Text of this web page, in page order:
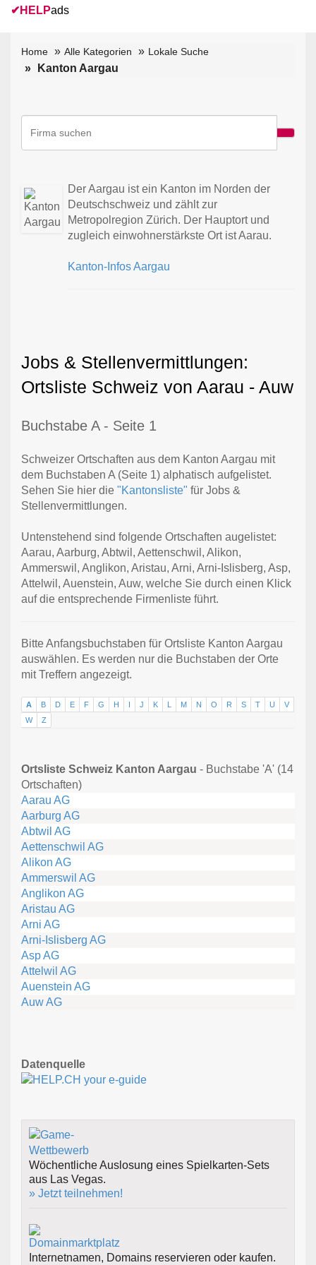
✔ HELPads
Home Alle Kategorien Lokale Suche
Kanton Aargau
Der Aargau ist ein Kanton im Norden der
Deutschschweiz und zählt zur
Metropolregion Zürich. Der Hauptort und
zugleich einwohnerstärkste Ort ist Aarau.
Kanton-Infos Aargau
Jobs & Stellenvermittlungen:
Ortsliste Schweiz von Aarau - Auw
Buchstabe A - Seite 1
Schweizer Ortschaften aus dem Kanton Aargau mit
dem Buchstaben A (Seite 1) alphatisch aufgelistet.
Sehen Sie hier die "Kantonsliste" für Jobs &
Stellenvermittlungen.
Untenstehend sind folgende Ortschaften augelistet:
Aarau, Aarburg, Abtwil, Aettenschwil, Alikon,
Ammerswil, Anglikon, Aristau, Arni, Arni-Islisberg, Asp,
Attelwil, Auenstein, Auw, welche Sie durch einen Klick
auf die entsprechende Firmenliste führt.
Bitte Anfangsbuchstaben für Ortsliste Kanton Aargau
auswählen. Es werden nur die Buchstaben der Orte
mit Treffern angezeigt.
A B D E F G H I J K L M N O R S T U
V
W
Z
Ortsliste Schweiz Kanton Aargau - Buchstabe 'A' (14
Ortschaften)
Aarau AG
Aarburg AG
Abtwil AG
Aettenschwil AG
Alikon AG
Ammerswil AG
Anglikon AG
Aristau AG
Arni AG
Arni-Islisberg AG
Asp AG
Attelwil AG
Auenstein AG
Auw AG
Datenquelle
Wöchentliche Auslosung eines Spielkarten-Sets
aus Las Vegas.
» Jetzt teilnehmen!
Internetnamen, Domains reservieren oder kaufen.